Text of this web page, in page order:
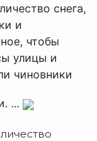
снега,
и
чтобы
улицы и
чиновники
...